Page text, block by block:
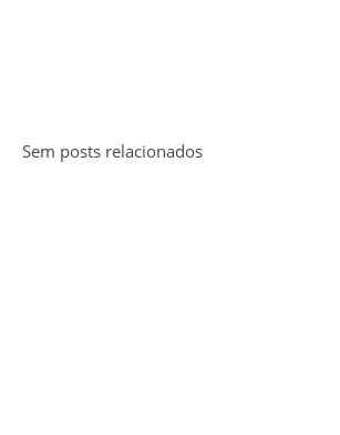
Sem posts relacionados